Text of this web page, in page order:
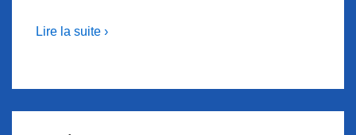
Lire la suite ›